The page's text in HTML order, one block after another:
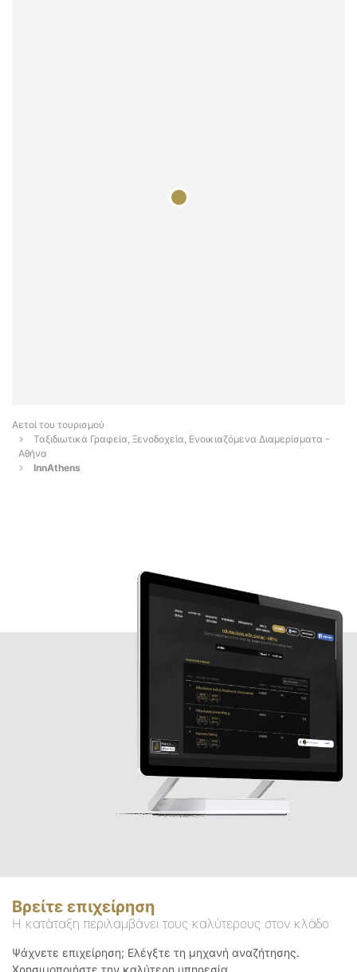
Αετοί του τουρισμού
Ταξιδιωτικά Γραφεία, Ξενοδοχεία, Ενοικιαζόμενα Διαμερίσματα -
Αθήνα
InnAthens
Βρείτε επιχείρηση
Η κατάταξη περιλαμβάνει τους καλύτερους στον κλάδο
Ψάχνετε επιχείρηση; Ελέγξτε τη μηχανή αναζήτησης.
Χρησιμοποιήστε την καλύτερη υπηρεσία